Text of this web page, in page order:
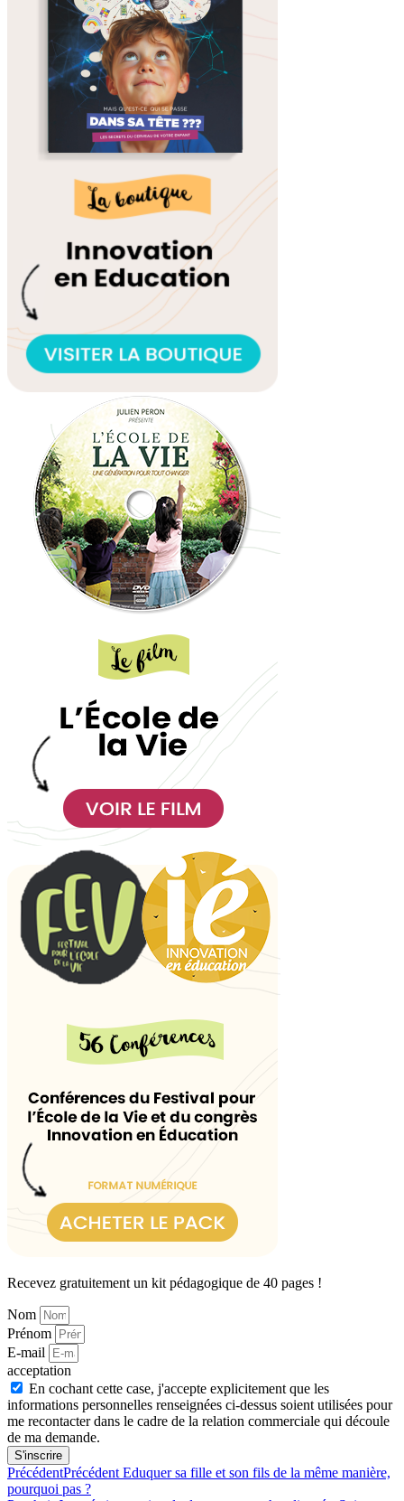
Recevez gratuitement un kit pédagogique de 40 pages !
Nom
Prénom
E-mail
acceptation
En cochant cette case, j'accepte explicitement que les
informations personnelles renseignées ci-dessus soient utilisées pour
me recontacter dans le cadre de la relation commerciale qui découle
de ma demande.
S'inscrire
PrécédentPrécédent Eduquer sa fille et son fils de la même manière,
pourquoi pas ?